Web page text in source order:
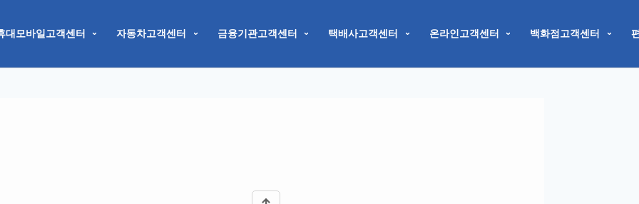
대모바일고객센터 자동차고객센터 금융기관고객센터 택배사고객센터 온라인고객센터 백화점고객센터